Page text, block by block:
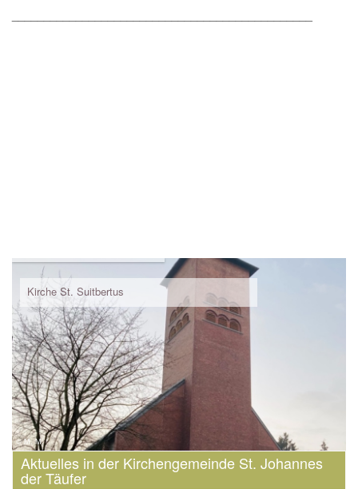
Kirche St. Suitbertus
Aktuelles in der Kirchengemeinde St. Johannes
der Täufer